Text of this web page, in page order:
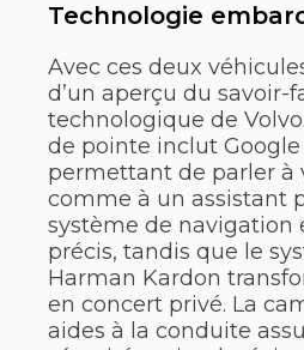
Technologie
Avec ces deux
d’un aperçu du savoir-
technologique de
de pointe inclut
permettant de parler à
comme à un assistant
système de navigation
précis, tandis que le
Harman Kardon
en concert privé. La
aides à la conduite